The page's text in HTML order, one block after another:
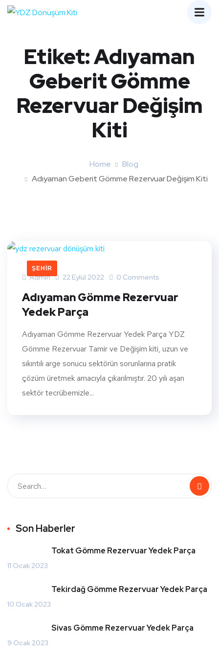
Etiket:Adıyaman
Geberit Gömme
Rezervuar Değişim
Kiti
Home
Blog
Adıyaman Geberit Gömme Rezervuar Değişim Kiti
ŞEHIR
Admin 22 Eylül 2022 0 Comments
Adıyaman Gömme Rezervuar
Yedek Parça
Adıyaman Gömme Rezervuar Yedek Parça YDZ
Gömme Rezervuar Tamir ve Değişim kiti, uzun ve
sıkıntılı arge sonucu sektörün sorunlarına pratik
çözüm üretmek amacıyla çıkarılmıştır. 20 yılı aşan
sektör tecrübemizle...
Son Haberler
Tokat Gömme Rezervuar Yedek Parça
11 Ocak 2023
Tekirdağ Gömme Rezervuar Yedek Parça
10 Ocak 2023
Sivas Gömme Rezervuar Yedek Parça
9 Ocak 2023